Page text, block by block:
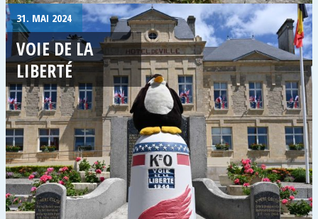
31. MAI 2024
VOIE DE LA
LIBERTÉ